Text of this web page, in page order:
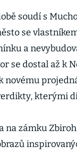
soudí s
se
a
se dostal až k
kterými
na zámku